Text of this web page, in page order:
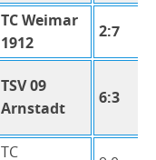
TC Weimar
1912
2:7
TSV 09
Arnstadt
6:3
TC